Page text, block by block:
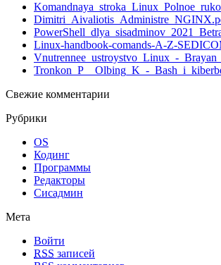
Linux-handbook-comands-A-Z-
Vnutrennee_ustroystvo_Linux_-
Tronkon_P__Olbing_K_-
Свежие комментарии
Рубрики
OS
Кодинг
Программы
Редакторы
Сисадмин
Мета
Войти
RSS записей